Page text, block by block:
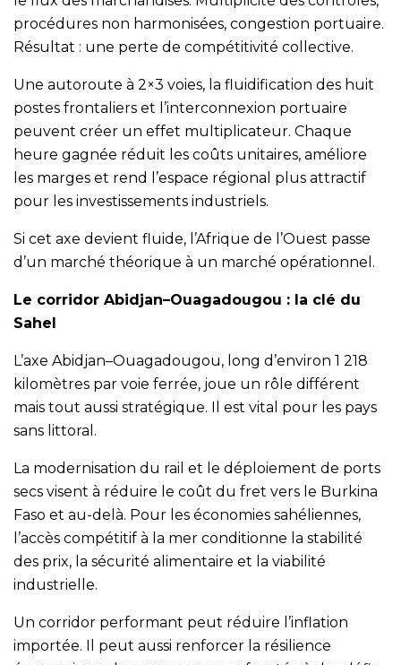
procédures non harmonisées, congestion portuaire.
Résultat : une perte de compétitivité collective.
Une autoroute à 2×3 voies, la fluidification des huit
postes frontaliers et l’interconnexion portuaire
peuvent créer un effet multiplicateur. Chaque
heure gagnée réduit les coûts unitaires, améliore
les marges et rend l’espace régional plus attractif
pour les investissements industriels.
Si cet axe devient fluide, l’Afrique de l’Ouest passe
d’un marché théorique à un marché opérationnel.
Le corridor Abidjan–Ouagadougou : la clé du
Sahel
L’axe Abidjan–Ouagadougou, long d’environ 1 218
kilomètres par voie ferrée, joue un rôle différent
mais tout aussi stratégique. Il est vital pour les pays
sans littoral.
La modernisation du rail et le déploiement de ports
secs visent à réduire le coût du fret vers le Burkina
Faso et au-delà. Pour les économies sahéliennes,
l’accès compétitif à la mer conditionne la stabilité
des prix, la sécurité alimentaire et la viabilité
industrielle.
Un corridor performant peut réduire l’inflation
importée. Il peut aussi renforcer la résilience